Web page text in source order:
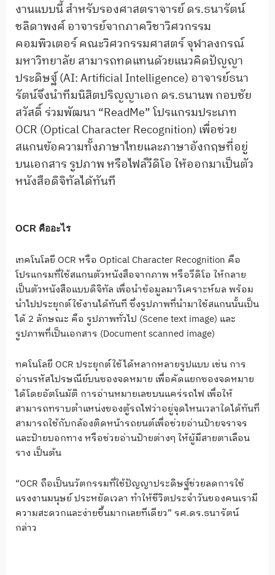
งานแบบนี้ สำหรับรองศาสตราจารย์ ดร.ธนารัตน์
ชลิดาพงศ์ อาจารย์จากภาควิชาวิศวกรรม
คอมพิวเตอร์ คณะวิศวกรรมศาสตร์ จุฬาลงกรณ์
มหาวิทยาลัย สามารถทดแทนด้วยแนวคิดปัญญา
ประดิษฐ์ (AI: Artificial Intelligence) อาจารย์ธนา
รัตน์จึงนำทีมนิสิตปริญญาเอก ดร.ธนานพ กอบชัย
สวัสดิ์ ร่วมพัฒนา “ReadMe” โปรแกรมประเภท
OCR (Optical Character Recognition) เพื่อช่วย
สแกนข้อความทั้งภาษาไทยและภาษาอังกฤษที่อยู่
บนเอกสาร รูปภาพ หรือไฟล์วีดิโอ ให้ออกมาเป็นตัว
หนังสือดิจิทัลได้ทันที
OCR คืออะไร
เทคโนโลยี OCR หรือ Optical Character Recognition คือ
โปรแกรมที่ใช้สแกนตัวหนังสือจากภาพ หรือวีดิโอ ให้กลาย
เป็นตัวหนังสือแบบดิจิทัล เพื่อนำข้อมูลมาวิเคราะห์ผล พร้อม
นำไปประยุกต์ใช้งานได้ทันที ซึ่งรูปภาพที่นำมาใช้สแกนนั้นเป็น
ได้ 2 ลักษณะ คือ รูปภาพทั่วไป (Scene text image) และ
รูปภาพที่เป็นเอกสาร (Document scanned image)
ทคโนโลยี OCR ประยุกต์ใช้ได้หลากหลายรูปแบบ เช่น การ
อ่านรหัสไปรษณีย์บนซองจดหมาย เพื่อคัดแยกซองจดหมาย
ได้โดยอัตโนมัติ การอ่านหมายเลขบนแคร่รถไฟ เพื่อให้
สามารถทราบตำแหน่งของตู้รถไฟว่าอยู่จุดไหนเวลาใดได้ทันที
สามารถใช้กับกล้องติดหน้ารถยนต์เพื่อช่วยอ่านป้ายจราจร
และป้ายบอกทาง หรือช่วยอ่านป้ายต่างๆ ให้ผู้มีสายตาเลือน
ราง เป็นต้น
“OCR ถือเป็นนวัตกรรมที่ใช้ปัญญาประดิษฐ์ช่วยลดการใช้
แรงงานมนุษย์ ประหยัดเวลา ทำให้ชีวิตประจำวันของคนเรามี
ความสะดวกและง่ายขึ้นมากเลยทีเดียว” รศ.ดร.ธนารัตน์
กล่าว